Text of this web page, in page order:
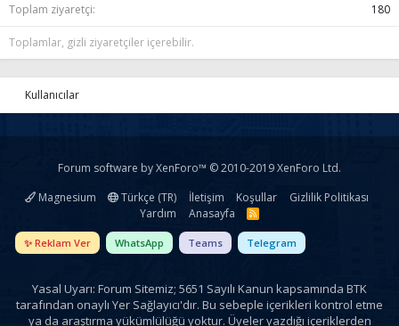
Toplam ziyaretçi
180
Toplamlar, gizli ziyaretçiler içerebilir.
Kullanıcılar
Forum software by XenForo™ © 2010-2019 XenForo Ltd.
Magnesium
Türkçe (TR) İletişim Koşullar
Gizlilik Politikası
Yardım
Anasayfa
R
S
S
✨ Reklam Ver WhatsApp Teams Telegram
Yasal Uyarı: Forum Sitemiz; 5651 Sayılı Kanun kapsamında BTK
tarafından onaylı Yer Sağlayıcı'dır. Bu sebeple içerikleri kontrol etme
ya da araştırma yükümlülüğü yoktur. Üyeler yazdığı içeriklerden